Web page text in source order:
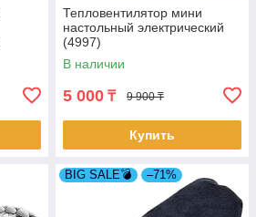
Тепловентилятор мини
настольный электрический
(4997)
В наличии
5 000 ₸ 9 900 ₸
Купить
BIG SALE💣 –71%